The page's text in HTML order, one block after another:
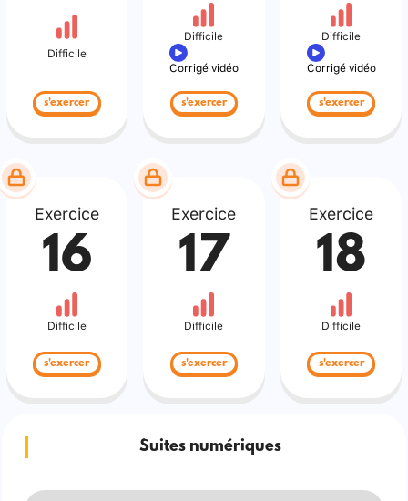
Difficile
s'exercer
Difficile
Corrigé vidéo
s'exercer
Difficile
Corrigé vidéo
s'exercer
Exercice
16
Difficile
s'exercer
Exercice
17
Difficile
s'exercer
Exercice
18
Difficile
s'exercer
Suites numériques